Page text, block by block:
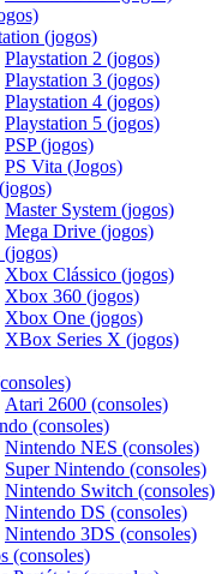
(jogos)
Playstation 2 (jogos)
Playstation 3 (jogos)
Playstation 4 (jogos)
Playstation 5 (jogos)
PSP (jogos)
PS Vita (Jogos)
Master System (jogos)
Mega Drive (jogos)
Xbox Clássico (jogos)
Xbox 360 (jogos)
Xbox One (jogos)
XBox Series X (jogos)
Atari 2600 (consoles)
(consoles)
Nintendo NES (consoles)
Super Nintendo (consoles)
Nintendo Switch (consoles)
Nintendo DS (consoles)
Nintendo 3DS (consoles)
(consoles)